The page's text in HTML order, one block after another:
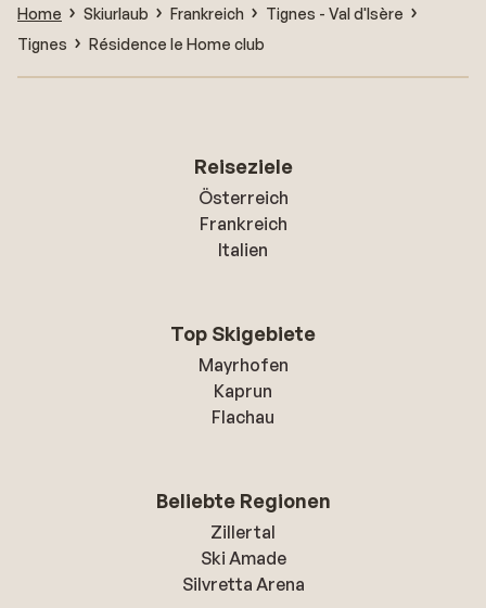
Home Skiurlaub Frankreich
Tignes - Val d'Isère
Tignes
Résidence le Home club
Reiseziele
Österreich
Frankreich
Italien
Top Skigebiete
Mayrhofen
Kaprun
Flachau
Beliebte Regionen
Zillertal
Ski Amade
Silvretta Arena